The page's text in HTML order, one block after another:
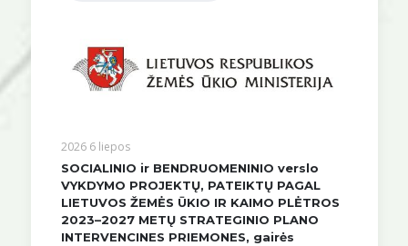
2026 6 liepos
SOCIALINIO ir BENDRUOMENINIO verslo
VYKDYMO PROJEKTŲ, PATEIKTŲ PAGAL
LIETUVOS ŽEMĖS ŪKIO IR KAIMO PLĖTROS
2023–2027 METŲ STRATEGINIO PLANO
INTERVENCINES PRIEMONES, gairės